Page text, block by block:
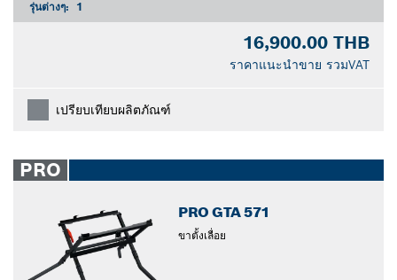
รุ่นต่างๆ: 1
16,900.00 THB
ราคาแนะนำขาย รวมVAT
เปรียบเทียบผลิตภัณฑ์
PRO
PRO GTA 571
ขาตั้งเลื่อย